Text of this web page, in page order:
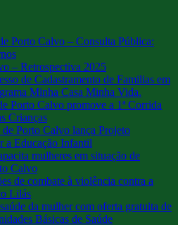
Porto Calvo – Consulta Pública:
– Retrospectiva 2025
de Cadastramento de Familias em
Minha Casa Minha Vida.
Porto Calvo promove a 1ª Corrida
Crianças
de Porto Calvo lança Projeto
a Educação Infantil
mulheres em situação de
Calvo
de combate à violência contra a
Lilás
da mulher com oferta gratuita de
Básicas de Saúde